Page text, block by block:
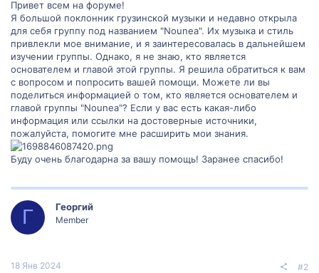
Привет всем на форуме!
Я большой поклонник грузинской музыки и недавно открыла
для себя группу под названием "Nounea". Их музыка и стиль
привлекли мое внимание, и я заинтересовалась в дальнейшем
изучении группы. Однако, я не знаю, кто является
основателем и главой этой группы. Я решила обратиться к вам
с вопросом и попросить вашей помощи. Можете ли вы
поделиться информацией о том, кто является основателем и
главой группы "Nounea"? Если у вас есть какая-либо
информация или ссылки на достоверные источники,
пожалуйста, помогите мне расширить мои знания.
Буду очень благодарна за вашу помощь! Заранее спасибо!
Г Георгий
Member
18 Янв 2024 #2